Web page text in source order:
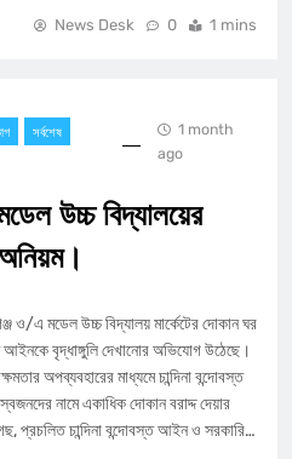
News Desk 0 1 mins
সর্বশেষ
1 month
ago
উচ্চ বিদ্যালয়ের
ও/এ মডেল উচ্চ বিদ্যালয় মার্কেটের দোকান ঘর
আইনকে বৃদ্ধাঙ্গুলি দেখানোর অভিযোগ উঠেছে।
অপব্যবহারের মাধ্যমে চান্দিনা বন্দোবস্ত
নামে একাধিক দোকান বরাদ্দ দেয়ার
প্রচলিত চান্দিনা বন্দোবস্ত আইন ও সরকারি…